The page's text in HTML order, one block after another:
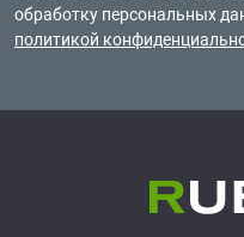
обработку персональных
политикой